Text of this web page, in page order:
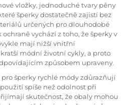
vložky, jednoduché tvary pěny
šperky dostatečně zajistí bez
určených pro dlouhodobé
vychází z toho, že šperky v
mají nižší vnitřní
módní životní cykly, a proto
způsobem upraveny.
šperky rychlé módy zdůrazňují
spíše než odolnost při
skutečnost, že obaly mohou